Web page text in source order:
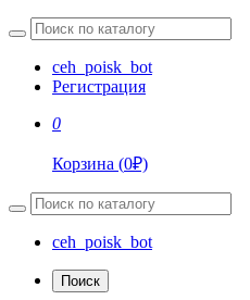
ceh_poisk_bot
Регистрация
0
Корзина (0₽)
ceh_poisk_bot
Поиск